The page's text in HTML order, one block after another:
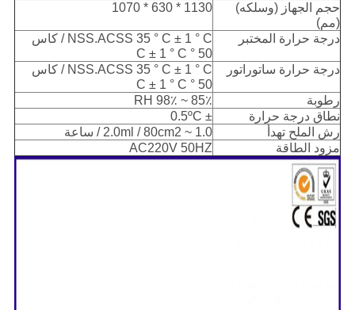
حجم الجهاز (وسلكه)
(مم)
1130 * 630 * 1070
درجة حرارة المختبر
NSS.ACSS 35 ° C ± 1 ° C / كاس
50 ° C ± 1 ° C
درجة حرارة ساتوراتور
NSS.ACSS 35 ° C ± 1 ° C / كاس
50 ° C ± 1 ° C
رطوبة
85٪ ~ 98٪ RH
نطاق درجة حرارة
± 0.5ºC
رش الملح تهدأ
1.0 ~ 2.0ml / 80cm2 / ساعة
مزود الطاقة
AC220V 50HZ